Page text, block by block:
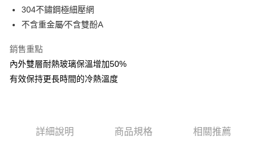
全盈+PAY
大哥付你分期
相關說明
1.本服務由台灣大哥大提供，台灣大哥大用戶可立即使用無須另外申請。
2.付款方式選擇「大哥付你分期」，訂單成立後會自動跳轉到大哥付的交易
消。如遇「轉專審核」未通過狀況，表示未達大哥付你分期系統評分，恕無
AFTEE先享後付
相關說明
１．簡單：不需註冊會員、不需綁卡、不需儲值。
２．便利：只要手機號碼，簡訊認證，即可結帳。
運送方式
304不鏽鋼極細壓網
不含重金屬∕不含雙酚A
銷售重點
內外雙層耐熱玻璃保溫增加50%
有效保持更長時間的冷熱溫度
詳細說明 商品規格 相關推薦